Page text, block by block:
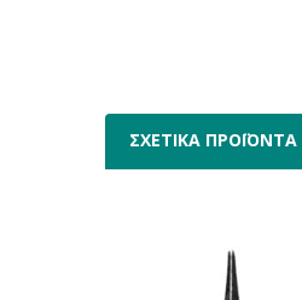
ΣΧΕΤΙΚΑ ΠΡΟΪΟΝΤΑ